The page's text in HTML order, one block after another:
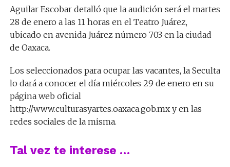
Aguilar Escobar detalló que la audición será el martes
28 de enero a las 11 horas en el Teatro Juárez,
ubicado en avenida Juárez número 703 en la ciudad
de Oaxaca.
Los seleccionados para ocupar las vacantes, la Seculta
lo dará a conocer el día miércoles 29 de enero en su
página web oficial
http://www.culturasyartes.oaxaca.gob.mx y en las
redes sociales de la misma.
Tal vez te interese …